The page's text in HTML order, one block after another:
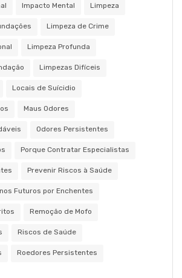
Impacto Mental Limpeza
Limpeza de Crime
Limpeza Profunda
Limpezas Difíceis
Locais de Suícidio
Maus Odores
Odores Persistentes
Porque Contratar Especialistas
Prevenir Riscos à Saúde
Futuros por Enchentes
Remoção de Mofo
Riscos de Saúde
Roedores Persistentes